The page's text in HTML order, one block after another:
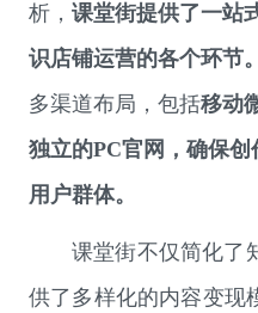
析， 课堂街提供了一站
识店铺运营的各个环节。
多渠道布局，包括移动
独立的PC官网，确保
用户群体。
课堂街不仅简化了
供了多样化的内容变现